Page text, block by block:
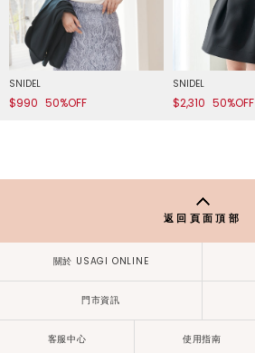
SNIDEL
$990 50%OFF
SNIDEL
$2,310 50%OFF
返回頁面頂部
關於 USAGI ONLINE
門市資訊
客服中心 使用指南